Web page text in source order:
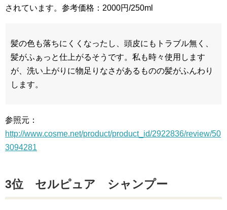
されています。参考価格：2000円/250ml
髪の色も落ちにくくなったし、頭皮にもトラブル無く、
髪がふぁっと仕上がるそうです。私も時々使用します
が、洗い上がりに物足りなさがあるものの髪がふんわり
します。
参照元：
http://www.cosme.net/product/product_id/2922836/review/50
3094281
3位 セルピュア シャンプー